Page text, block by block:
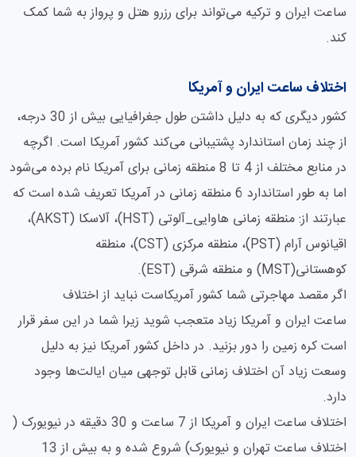
ساعت ایران و ترکیه می‌تواند برای رزرو هتل و پرواز به شما کمک
کند.
اختلاف ساعت ایران و آمریکا
کشور دیگری که به دلیل داشتن طول جغرافیایی بیش از 30 درجه،
از چند زمان استاندارد پشتیبانی می‌کند کشور آمریکا است. اگرچه
در منابع مختلف از 4 تا 8 منطقه زمانی برای آمریکا نام برده می‌شود
اما به طور استاندارد 6 منطقه زمانی در آمریکا تعریف شده است که
عبارتند از: منطقه زمانی هاوایی_آلوتی (HST)، آلاسکا (AKST)،
اقیانوس آرام (PST)، منطقه مرکزی (CST)، منطقه
کوهستانی(MST) و منطقه شرقی (EST).
اگر مقصد مهاجرتی شما کشور آمریکاست نباید از اختلاف
ساعت ایران و آمریکا زیاد متعجب شوید زیرا شما در این سفر قرار
است کره زمین را دور بزنید. در داخل کشور آمریکا نیز به دلیل
وسعت زیاد آن اختلاف زمانی قابل توجهی میان ایالت‌ها وجود
دارد.
اختلاف ساعت ایران و آمریکا از 7 ساعت و 30 دقیقه در نیویورک (
اختلاف ساعت تهران و نیویورک) شروع شده و به بیش از 13